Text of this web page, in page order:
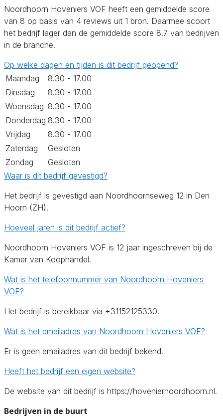
Noordhoorn Hoveniers VOF heeft een gemiddelde score
van 8 op basis van 4 reviews uit 1 bron. Daarmee scoort
het bedrijf lager dan de gemiddelde score 8.7 van bedrijven
in de branche.
Op welke dagen en tijden is dit bedrijf geopend?
Maandag
8.30 - 17.00
Dinsdag
8.30 - 17.00
Woensdag 8.30 - 17.00
Donderdag 8.30 - 17.00
Vrijdag
8.30 - 17.00
Zaterdag
Gesloten
Zondag
Gesloten
Waar is dit bedrijf gevestigd?
Het bedrijf is gevestigd aan Noordhoornseweg 12 in Den
Hoorn (ZH).
Hoeveel jaren is dit bedrijf actief?
Noordhoorn Hoveniers VOF is 12 jaar ingeschreven bij de
Kamer van Koophandel.
Wat is het telefoonnummer van Noordhoorn Hoveniers
VOF?
Het bedrijf is bereikbaar via +31152125330.
Wat is het emailadres van Noordhoorn Hoveniers VOF?
Er is geen emailadres van dit bedrijf bekend.
Heeft het bedrijf een eigen website?
De website van dit bedrijf is https://hoveniernoordhoorn.nl.
Bedrijven in de buurt